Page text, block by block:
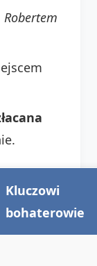
Robertem
Kluczowi
bohaterowie